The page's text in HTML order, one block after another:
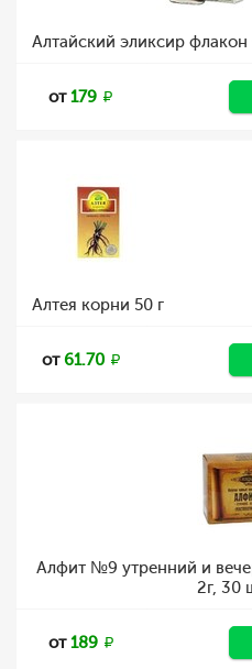
Алтайский эликсир
от179
Алтея корни 50 г
от61.70
Алфит №9 утренний и
2г, 30
от189